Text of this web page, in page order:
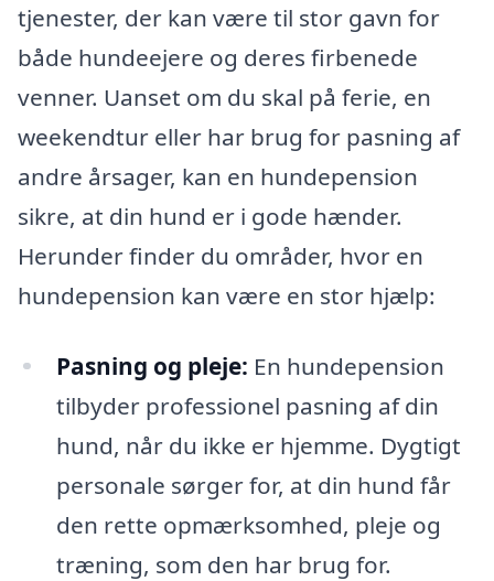
tjenester, der kan være til stor gavn for
både hundeejere og deres firbenede
venner. Uanset om du skal på ferie, en
weekendtur eller har brug for pasning af
andre årsager, kan en hundepension
sikre, at din hund er i gode hænder.
Herunder finder du områder, hvor en
hundepension kan være en stor hjælp:
Pasning og pleje: En hundepension
tilbyder professionel pasning af din
hund, når du ikke er hjemme. Dygtigt
personale sørger for, at din hund får
den rette opmærksomhed, pleje og
træning, som den har brug for.